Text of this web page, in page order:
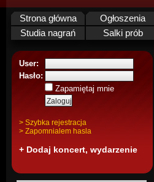
Strona główna Ogłoszenia
Studia nagrań
Salki prób
User:
Hasło:
Zapamiętaj mnie
> Szybka rejestracja
> Zapomnialem hasla
+ Dodaj koncert, wydarzenie